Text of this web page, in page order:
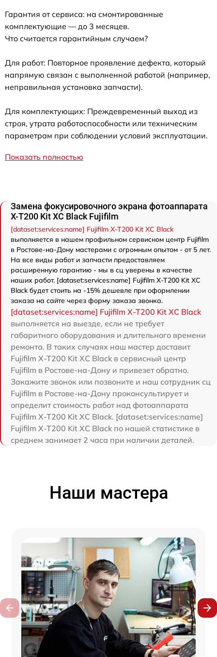
Гарантия от сервиса: на смонтированные
комплектующие — до 3 месяцев.
Что считается гарантийным случаем?
Для работ: Повторное проявление дефекта, который
напрямую связан с выполненной работой (например,
неправильная установка запчасти).
Для комплектующих: Преждевременный выход из
строя, утрата работоспособности или техническим
параметрам при соблюдении условий эксплуатации.
Показать полностью
Замена фокусировочного экрана фотоаппарата
X-T200 Kit XC Black Fujifilm
[dataset:services:name] Fujifilm X-T200 Kit XC Black
выполняется в нашем профильном сервисном центр Fujifilm
в Ростове-на-Дону мастерами с огромным опытом - от 5 лет.
На все виды работ и запчасти предоставляем
расширенную гарантию - мы в сц уверены в качестве
наших работ. [dataset:services:name] Fujifilm X-T200 Kit XC
Black будет стоить на -15% дешевле при оформлении
заказа на сайте через форму заказа звонка.
[dataset:services:name] Fujifilm X-T200 Kit XC Black
выполняется на выезде, если не требует
габаритного оборудования и длительного времени
ремонта. В таких случаях наш мастер доставит
Fujifilm X-T200 Kit XC Black в сервисный центр
Fujifilm в Ростове-на-Дону и привезет обратно.
Закажите звонок или позвоните и наш сотрудник сц
Fujifilm в Ростове-на-Дону проконсультирует и
определит стоимость работ над фотоаппарата
Fujifilm X-T200 Kit XC Black. [dataset:services:name]
Fujifilm X-T200 Kit XC Black по нашей статистике в
среднем занимает 2 часа при наличии деталей.
Наши мастера